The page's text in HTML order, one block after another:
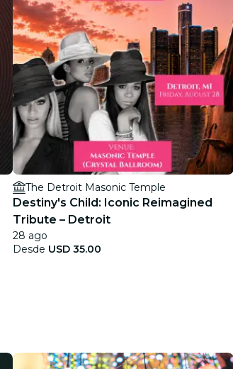
The Detroit Masonic Temple
Destiny's Child: Iconic Reimagined
Tribute – Detroit
28 ago
Desde USD 35.00